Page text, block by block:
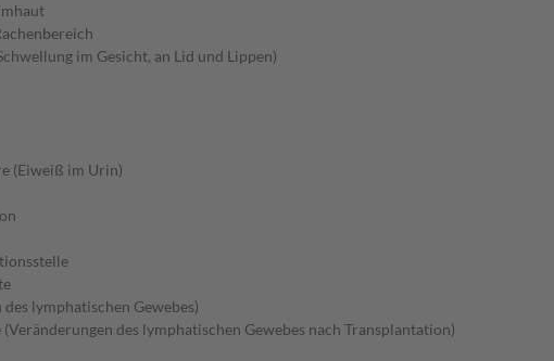
im Gesicht, an Lid und Lippen)
(Eiweiß im Urin)
lymphatischen Gewebes)
des lymphatischen Gewebes nach Transplantation)